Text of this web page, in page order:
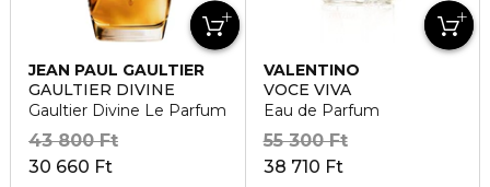
JEAN PAUL GAULTIER
GAULTIER DIVINE
Gaultier Divine Le Parfum
30 660 Ft
43 800 Ft
VALENTINO
VOCE VIVA
Eau de Parfum
38 710 Ft
55 300 Ft